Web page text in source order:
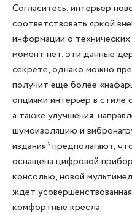
Согласитесь, интерьер
соответствовать яркой
информации о
момент нет, эти данные
секрете, однако можно
получит еще более
опциями интерьер в
а также улучшения,
шумоизоляцию и
издания* предполагают,
оснащена цифровой
консолью, новой
ждет
комфортные кресла.